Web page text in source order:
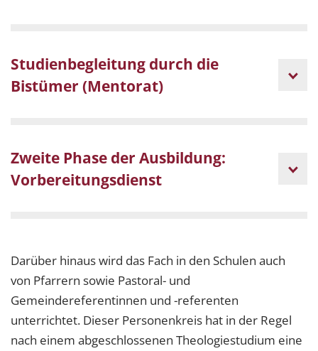
Studienbegleitung durch die
Bistümer (Mentorat)
Zweite Phase der Ausbildung:
Vorbereitungsdienst
Darüber hinaus wird das Fach in den Schulen auch
von Pfarrern sowie Pastoral- und
Gemeindereferentinnen und -referenten
unterrichtet. Dieser Personenkreis hat in der Regel
nach einem abgeschlossenen Theologiestudium eine